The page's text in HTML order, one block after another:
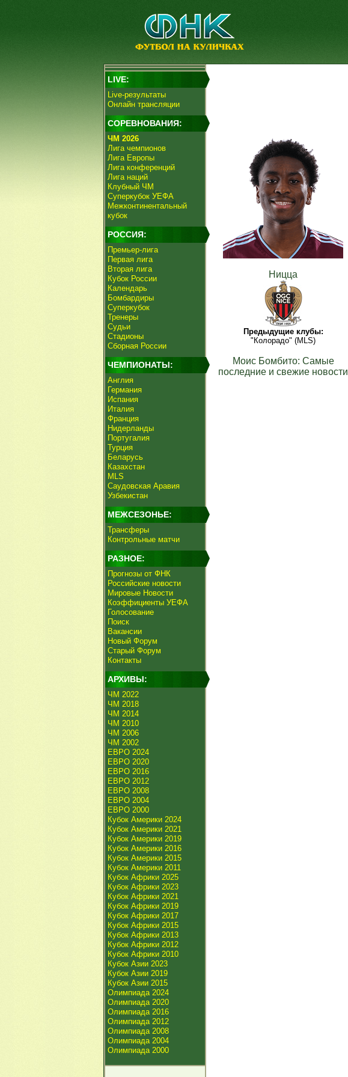
LIVE:
Live-результаты
Онлайн трансляции
СОРЕВНОВАНИЯ:
ЧМ 2026
Лига чемпионов
Лига Европы
Лига конференций
Лига наций
Клубный ЧМ
Суперкубок УЕФА
Межконтинентальный
кубок
РОССИЯ:
Премьер-лига
Первая лига
Вторая лига
Кубок России
Календарь
Бомбардиры
Суперкубок
Тренеры
Судьи
Стадионы
Сборная России
ЧЕМПИОНАТЫ:
Англия
Германия
Испания
Италия
Франция
Нидерланды
Португалия
Турция
Беларусь
Казахстан
MLS
Саудовская Аравия
Узбекистан
МЕЖСЕЗОНЬЕ:
Трансферы
Контрольные матчи
РАЗНОЕ:
Прогнозы от ФНК
Российские новости
Мировые Новости
Коэффициенты УЕФА
Голосование
Поиск
Вакансии
Новый Форум
Старый Форум
Контакты
АРХИВЫ:
ЧМ 2022
ЧМ 2018
ЧМ 2014
ЧМ 2010
ЧМ 2006
ЧМ 2002
ЕВРО 2024
ЕВРО 2020
ЕВРО 2016
ЕВРО 2012
ЕВРО 2008
ЕВРО 2004
ЕВРО 2000
Кубок Америки 2024
Кубок Америки 2021
Кубок Америки 2019
Кубок Америки 2016
Кубок Америки 2015
Кубок Америки 2011
Кубок Африки 2025
Кубок Африки 2023
Кубок Африки 2021
Кубок Африки 2019
Кубок Африки 2017
Кубок Африки 2015
Кубок Африки 2013
Кубок Африки 2012
Кубок Африки 2010
Кубок Азии 2023
Кубок Азии 2019
Кубок Азии 2015
Олимпиада 2024
Олимпиада 2020
Олимпиада 2016
Олимпиада 2012
Олимпиада 2008
Олимпиада 2004
Олимпиада 2000
Ницца
Предыдущие клубы:
"Колорадо" (MLS)
Моис Бомбито: Самые
последние и свежие новости